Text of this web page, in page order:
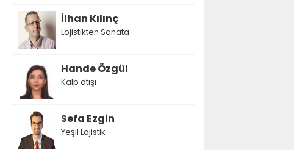
İlhan Kılınç
Lojistikten Sanata
Hande Özgül
Kalp atışı
Sefa Ezgin
Yeşil Lojistik